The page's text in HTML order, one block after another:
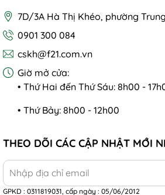
7D/3A Hà Thị Khéo, phường
0901 300 084
cskh@f21.com.vn
Giờ mở cửa:
• Thứ Hai đến Thứ Sáu: 8h00 -
• Thứ Bảy: 8h00 - 12h00
THEO DÕI CÁC CẬP NHẬT MỚI
GPKD : 0311819031, cấp ngày : 05/06/2012